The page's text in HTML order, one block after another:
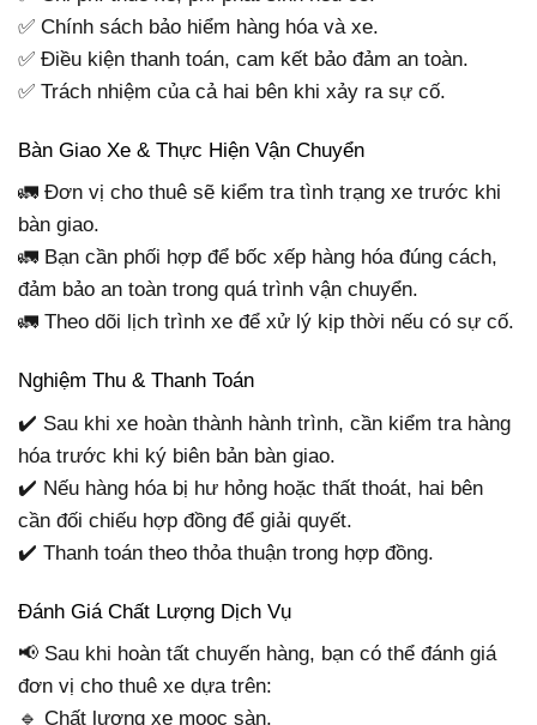
✅ Chính sách bảo hiểm hàng hóa và xe.
✅ Điều kiện thanh toán, cam kết bảo đảm an toàn.
✅ Trách nhiệm của cả hai bên khi xảy ra sự cố.
Bàn Giao Xe & Thực Hiện Vận Chuyển
🚛 Đơn vị cho thuê sẽ kiểm tra tình trạng xe trước khi
bàn giao.
🚛 Bạn cần phối hợp để bốc xếp hàng hóa đúng cách,
đảm bảo an toàn trong quá trình vận chuyển.
🚛 Theo dõi lịch trình xe để xử lý kịp thời nếu có sự cố.
Nghiệm Thu & Thanh Toán
✔️ Sau khi xe hoàn thành hành trình, cần kiểm tra hàng
hóa trước khi ký biên bản bàn giao.
✔️ Nếu hàng hóa bị hư hỏng hoặc thất thoát, hai bên
cần đối chiếu hợp đồng để giải quyết.
✔️ Thanh toán theo thỏa thuận trong hợp đồng.
Đánh Giá Chất Lượng Dịch Vụ
📢 Sau khi hoàn tất chuyến hàng, bạn có thể đánh giá
đơn vị cho thuê xe dựa trên:
🔹 Chất lượng xe mooc sàn.